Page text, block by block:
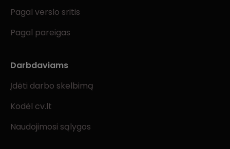
Pagal verslo sritis
Pagal pareigas
Darbdaviams
Įdėti darbo skelbimą
Kodėl cv.lt
Naudojimosi sąlygos